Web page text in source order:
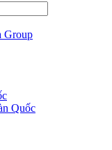
Group
Quốc